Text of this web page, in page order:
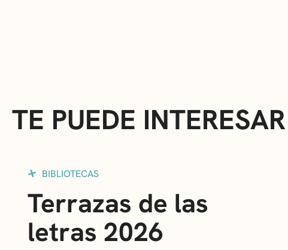
TE PUEDE INTERESAR
BIBLIOTECAS
Terrazas de las
letras 2026